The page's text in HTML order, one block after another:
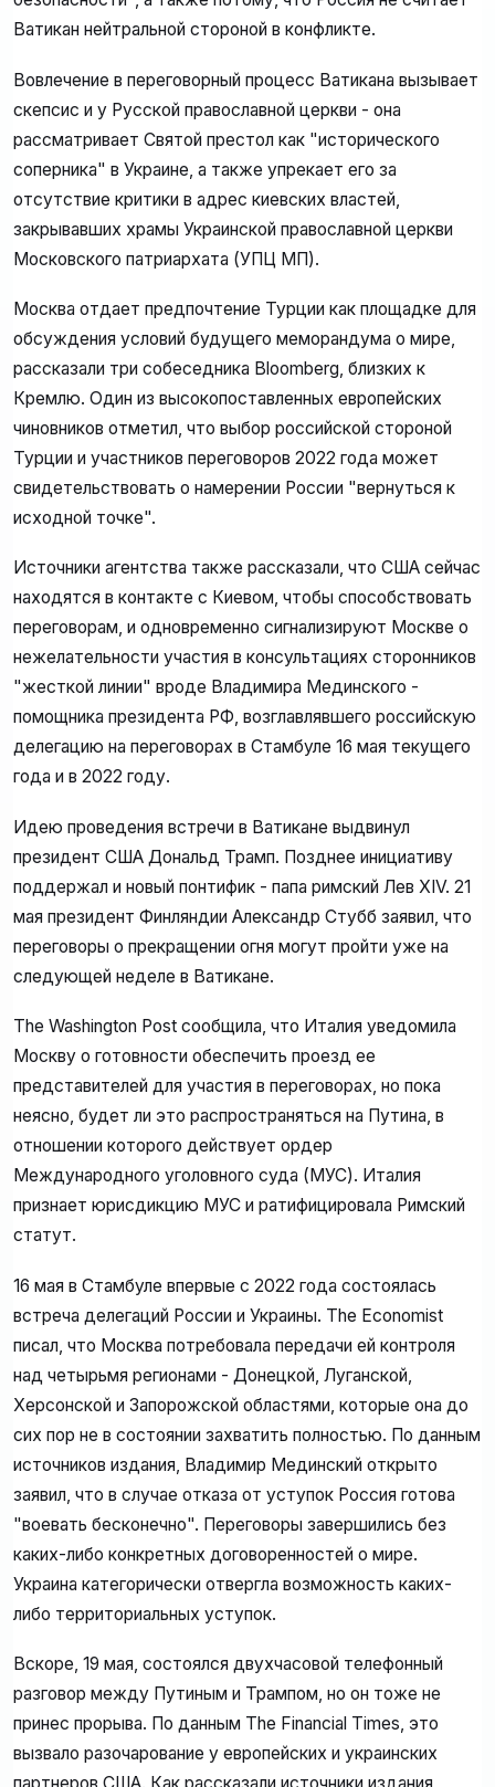
Ватикан нейтральной стороной в конфликте.
Вовлечение в переговорный процесс Ватикана вызывает
скепсис и у Русской православной церкви - она
рассматривает Святой престол как "исторического
соперника" в Украине, а также упрекает его за
отсутствие критики в адрес киевских властей,
закрывавших храмы Украинской православной церкви
Московского патриархата (УПЦ МП).
Москва отдает предпочтение Турции как площадке для
обсуждения условий будущего меморандума о мире,
рассказали три собеседника Bloomberg, близких к
Кремлю. Один из высокопоставленных европейских
чиновников отметил, что выбор российской стороной
Турции и участников переговоров 2022 года может
свидетельствовать о намерении России "вернуться к
исходной точке".
Источники агентства также рассказали, что США сейчас
находятся в контакте с Киевом, чтобы способствовать
переговорам, и одновременно сигнализируют Москве о
нежелательности участия в консультациях сторонников
"жесткой линии" вроде Владимира Мединского -
помощника президента РФ, возглавлявшего российскую
делегацию на переговорах в Стамбуле 16 мая текущего
года и в 2022 году.
Идею проведения встречи в Ватикане выдвинул
президент США Дональд Трамп. Позднее инициативу
поддержал и новый понтифик - папа римский Лев XIV. 21
мая президент Финляндии Александр Стубб заявил, что
переговоры о прекращении огня могут пройти уже на
следующей неделе в Ватикане.
The Washington Post сообщила, что Италия уведомила
Москву о готовности обеспечить проезд ее
представителей для участия в переговорах, но пока
неясно, будет ли это распространяться на Путина, в
отношении которого действует ордер
Международного уголовного суда (МУС). Италия
признает юрисдикцию МУС и ратифицировала Римский
статут.
16 мая в Стамбуле впервые с 2022 года состоялась
встреча делегаций России и Украины. The Economist
писал, что Москва потребовала передачи ей контроля
над четырьмя регионами - Донецкой, Луганской,
Херсонской и Запорожской областями, которые она до
сих пор не в состоянии захватить полностью. По данным
источников издания, Владимир Мединский открыто
заявил, что в случае отказа от уступок Россия готова
"воевать бесконечно". Переговоры завершились без
каких-либо конкретных договоренностей о мире.
Украина категорически отвергла возможность каких-
либо территориальных уступок.
Вскоре, 19 мая, состоялся двухчасовой телефонный
разговор между Путиным и Трампом, но он тоже не
принес прорыва. По данным The Financial Times, это
вызвало разочарование у европейских и украинских